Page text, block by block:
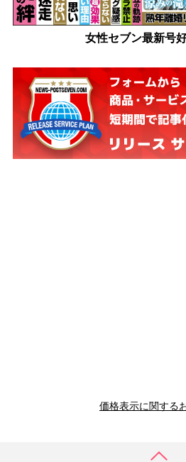
女性セブン最新号
価格表示に関する